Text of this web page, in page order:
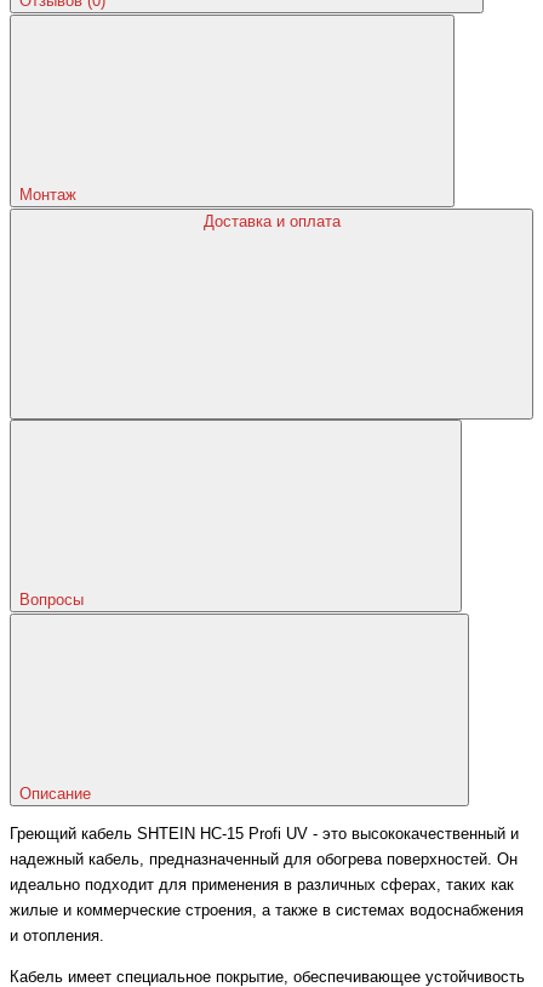
Монтаж
Доставка и оплата
Вопросы
Описание
Греющий кабель SHTEIN HC-15 Profi UV - это высококачественный и
надежный кабель, предназначенный для обогрева поверхностей. Он
идеально подходит для применения в различных сферах, таких как
жилые и коммерческие строения, а также в системах водоснабжения
и отопления.
Кабель имеет специальное покрытие, обеспечивающее устойчивость